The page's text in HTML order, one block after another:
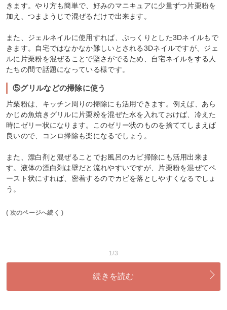
きます。やり方も簡単で、好みのマニキュアに少量ずつ片栗粉を
加え、つまようじで混ぜるだけで出来ます。
また、ジェルネイルに使用すれば、ぷっくりとした3Dネイルもで
きます。自宅ではなかなか難しいとされる3Dネイルですが、ジェ
ルに片栗粉を混ぜることで堅さがでるため、自宅ネイルをする人
たちの間で話題になっている様です。
⑤グリルなどの掃除に使う
片栗粉は、キッチン周りの掃除にも活用できます。例えば、あら
かじめ魚焼きグリルに片栗粉を混ぜた水を入れておけば、冷えた
時にゼリー状になります。このゼリー状のものを捨ててしまえば
良いので、コンロ掃除も楽になるでしょう。
また、漂白剤と混ぜることでお風呂のカビ掃除にも活用出来ま
す。液体の漂白剤は壁だと流れやすいですが、片栗粉を混ぜてペ
ースト状にすれば、密着するのでカビを落としやすくなるでしょ
う。
( 次のページへ続く )
1/3
続きを読む